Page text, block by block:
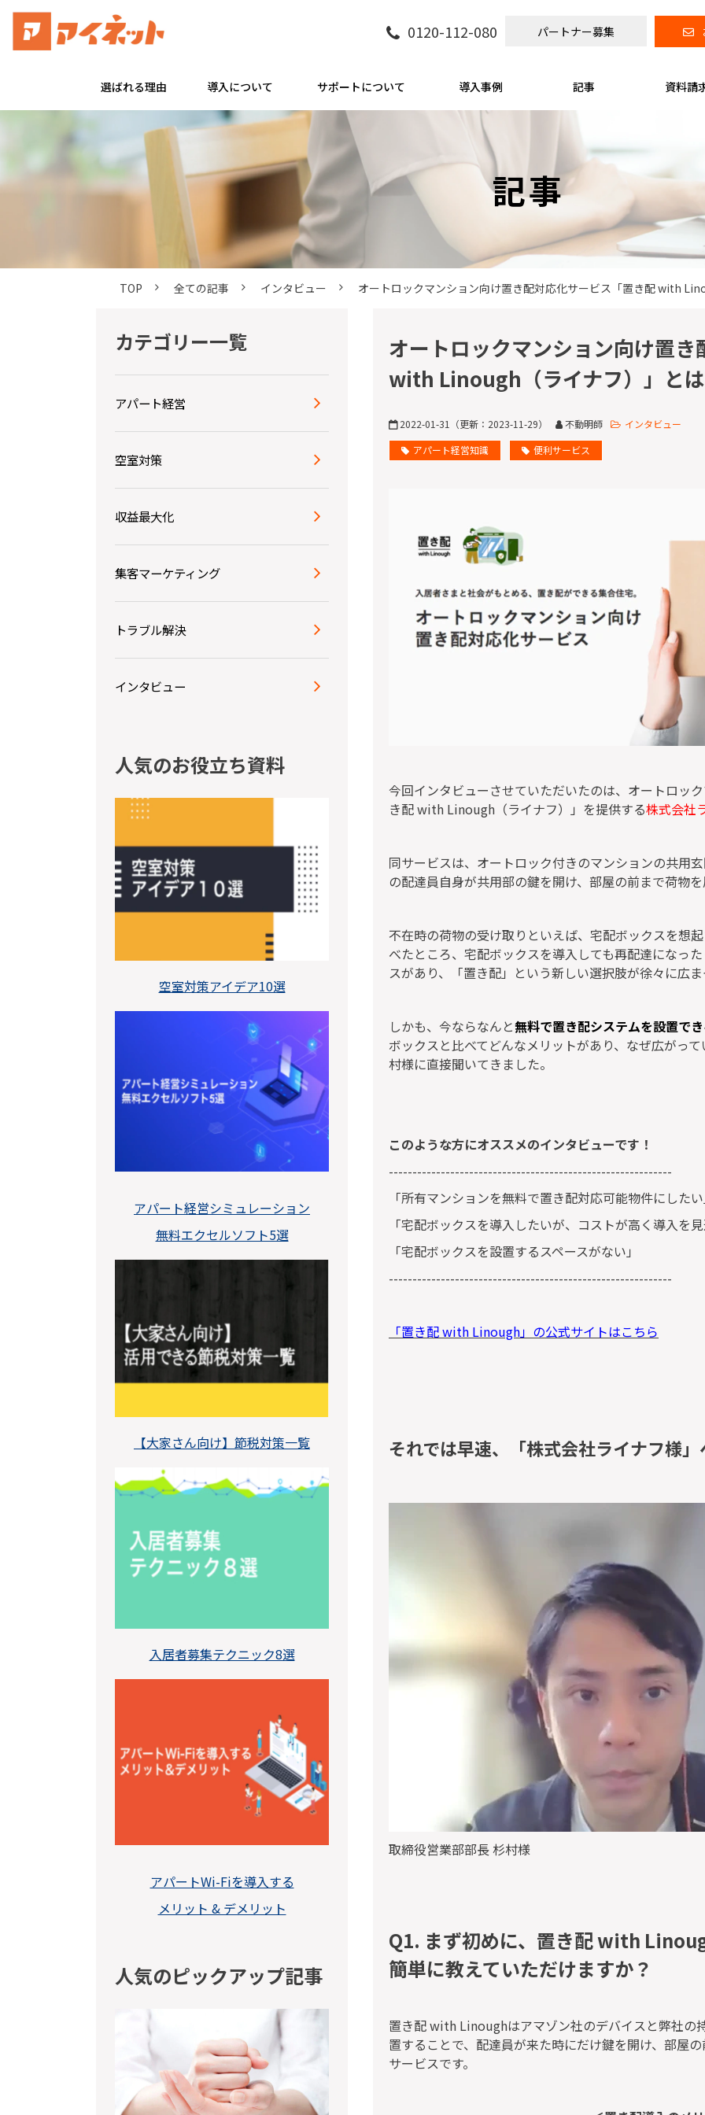
0120-112-080 パートナー募集
選ばれる理由 導入について サポートについて 導入事例 記事 資料請
記事
TOP 全ての記事 インタビュー オートロックマンション向け置き配対応化サービス「置き配 with
カテゴリー一覧
アパート経営
空室対策
収益最大化
集客マーケティング
トラブル解決
インタビュー
人気のお役立ち資料
空室対策アイデア10選
アパート経営シミュレーション
無料エクセルソフト5選
【大家さん向け】節税対策一覧
入居者募集テクニック8選
アパートWi-Fiを導入する
メリット & デメリット
人気のピックアップ記事
オートロックマンション向け置
with Linough（ライナフ）」とは
2022-01-31 （更新： 2023-11-29） 不動明師
インタビュー
アパート経営知識
便利サービス
今回インタビューさせていただいたのは、オートロッ
き配 with Linough（ライナフ）」を提供する株式会社
同サービスは、オートロック付きのマンションの共用
の配達員自身が共用部の鍵を開け、部屋の前まで荷物
不在時の荷物の受け取りといえば、宅配ボックスを想
べたところ、宅配ボックスを導入しても再配達になっ
スがあり、「置き配」という新しい選択肢が徐々に広ま
しかも、今ならなんと無料で置き配システムを設置で
ボックスと比べてどんなメリットがあり、なぜ広がっ
村様に直接聞いてきました。
このような方にオススメのインタビューです！
------------------------------------------------------------
「所有マンションを無料で置き配対応可能物件にしたい
「宅配ボックスを導入したいが、コストが高く導入を見
「宅配ボックスを設置するスペースがない」
------------------------------------------------------------
「置き配 with Linough」の公式サイトはこちら
それでは早速、「株式会社ライナフ様
取締役営業部部長 杉村様
Q1. まず初めに、置き配 with
簡単に教えていただけますか？
置き配 with Linoughはアマゾン社のデバイスと弊社の
置することで、配達員が来た時にだけ鍵を開け、部屋
サービスです。